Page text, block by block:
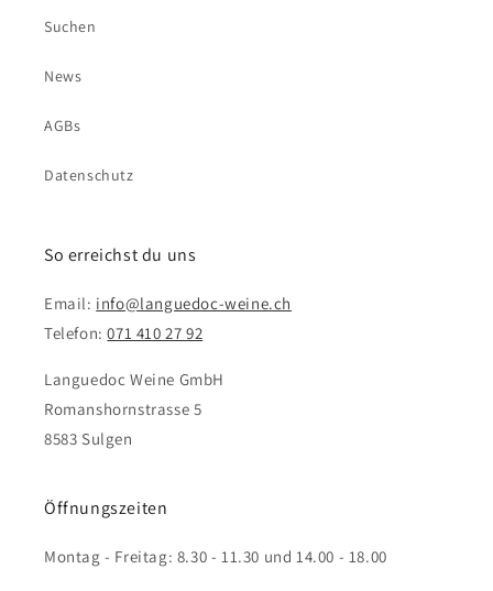
Suchen
News
AGBs
Datenschutz
So erreichst du uns
Email: info@languedoc-weine.ch
Telefon:071 410 27 92
Languedoc Weine GmbH
Romanshornstrasse 5
8583 Sulgen
Öffnungszeiten
Montag - Freitag: 8.30 - 11.30 und 14.00 - 18.00